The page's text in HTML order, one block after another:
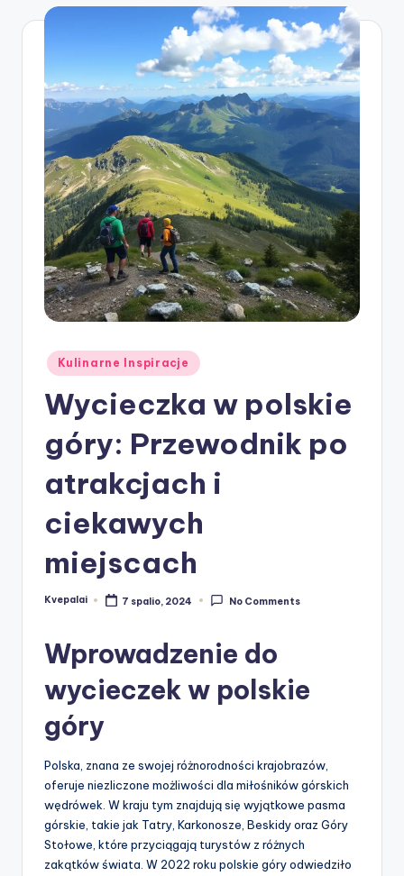
Posted
in
Kulinarne Inspiracje
Wycieczka w polskie
góry: Przewodnik po
atrakcjach i
ciekawych
miejscach
Posted
Kvepalai 7 spalio, 2024 No Comments
Wprowadzenie do
wycieczek w polskie
góry
Polska, znana ze swojej różnorodności krajobrazów,
oferuje niezliczone możliwości dla miłośników górskich
wędrówek. W kraju tym znajdują się wyjątkowe pasma
górskie, takie jak Tatry, Karkonosze, Beskidy oraz Góry
Stołowe, które przyciągają turystów z różnych
zakątków świata. W 2022 roku polskie góry odwiedziło